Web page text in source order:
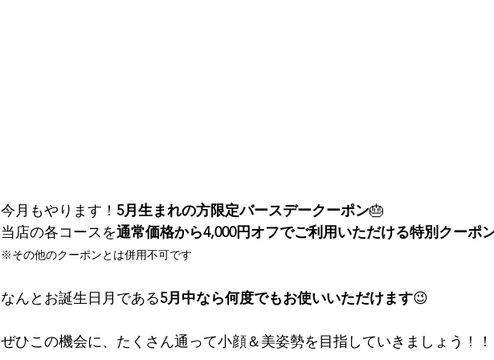
今月もやります！ 5月生まれの方限定バースデークーポン🎂
当店の各コースを通常価格から4,000円オフでご利用いただける特別クーポ
※その他のクーポンとは併用不可です
なんとお誕生日月である5月中なら何度でもお使いいただけます😉
ぜひこの機会に、たくさん通って小顔＆美姿勢を目指していきましょう！！